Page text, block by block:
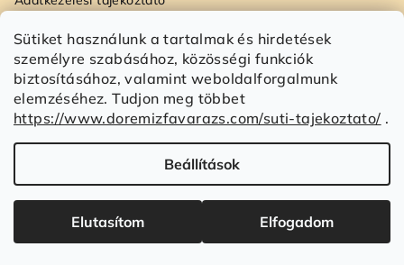
Sütiket használunk a tartalmak és hirdetések
személyre szabásához, közösségi funkciók
biztosításához, valamint weboldalforgalmunk
elemzéséhez. Tudjon meg többet
https://www.doremizfavarazs.com/suti-tajekoztato/ .
Beállítások
Elutasítom Elfogadom
Jogi nyilatkozat
Fogyasztóvédelmi tájékoztató
Impresszum
Süti tájékoztató
Süti beállítások szerkesztése
Shoptet készítette